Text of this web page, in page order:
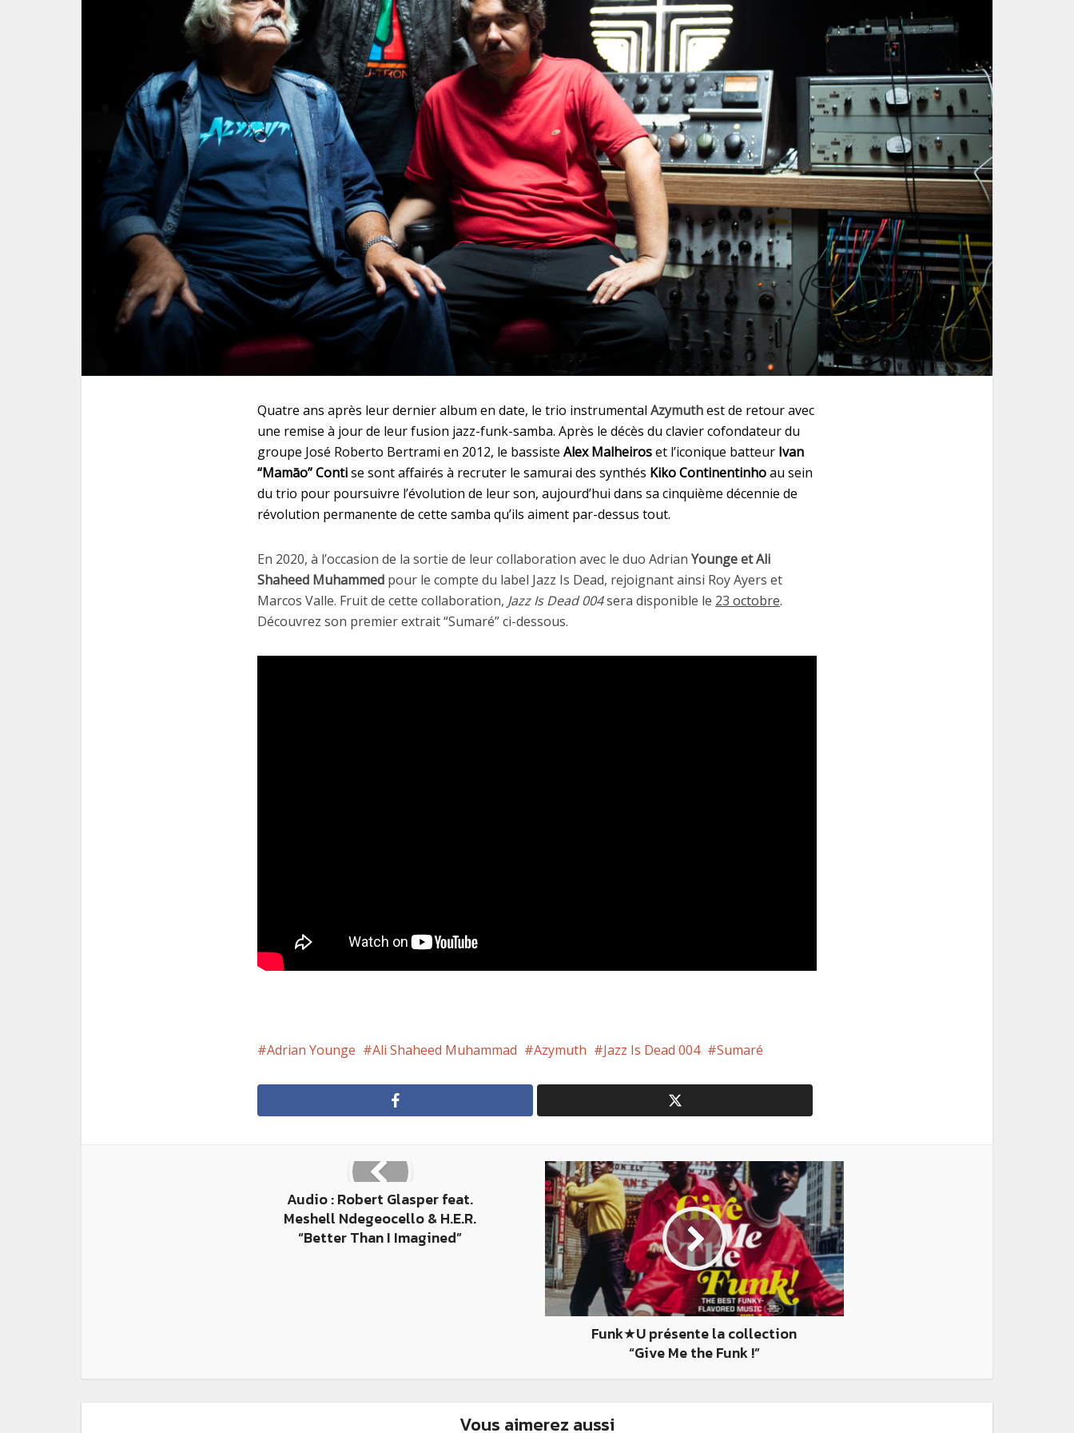
Quatre ans après leur dernier album en date, le trio instrumental Azymuthest de retour avec
une remise à jour de leur fusion jazz-funk-samba. Après le décès du clavier cofondateur du
groupe José Roberto Bertrami en 2012, le bassiste Alex Malheiroset l’iconique batteur Ivan
“Mamāo” Contise sont affairés à recruter le samurai des synthés Kiko Continentinhoau sein
du trio pour poursuivre l’évolution de leur son, aujourd’hui dans sa cinquième décennie de
révolution permanente de cette samba qu’ils aiment par-dessus tout.
En 2020, à l’occasion de la sortie de leur collaboration avec le duo Adrian Younge et Ali
Shaheed Muhammed pour le compte du label Jazz Is Dead, rejoignant ainsi Roy Ayers et
Marcos Valle. Fruit de cette collaboration, Jazz Is Dead 004sera disponible le 23 octobre.
Découvrez son premier extrait “Sumaré” ci-dessous.
Adrian Younge Ali Shaheed Muhammad Azymuth Jazz Is Dead 004 Sumaré
Audio : Robert Glasper feat.
Meshell Ndegeocello & H.E.R.
“Better Than I Imagined”
Funk★U présente la collection
“Give Me the Funk !”
Vous aimerez aussi